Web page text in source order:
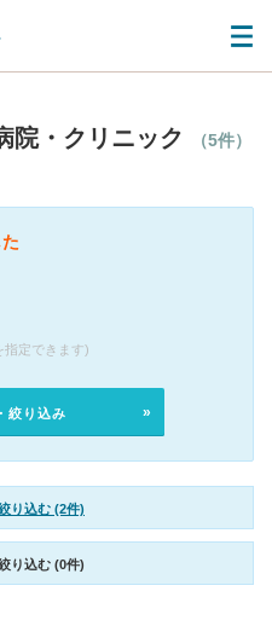
院・クリニック （5件）
指定できます)
絞り込み
り込む (2件)
り込む (0件)